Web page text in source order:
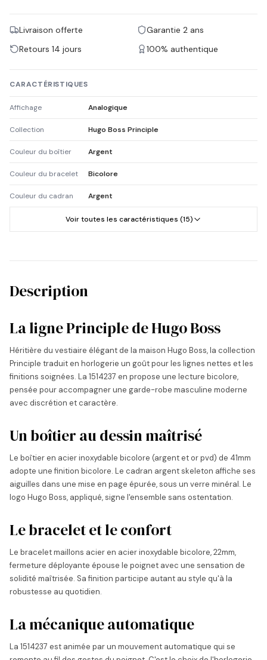
Livraison offerte
Garantie 2 ans
Retours 14 jours
100% authentique
CARACTÉRISTIQUES
Affichage Analogique
Collection Hugo Boss Principle
Couleur du boîtier Argent
Couleur du bracelet Bicolore
Couleur du cadran Argent
Voir toutes les caractéristiques (15)
Description
La ligne Principle de Hugo Boss
Héritière du vestiaire élégant de la maison Hugo Boss, la collection
Principle traduit en horlogerie un goût pour les lignes nettes et les
finitions soignées. La 1514237 en propose une lecture bicolore,
pensée pour accompagner une garde-robe masculine moderne
avec discrétion et caractère.
Un boîtier au dessin maîtrisé
Le boîtier en acier inoxydable bicolore (argent et or pvd) de 41mm
adopte une finition bicolore. Le cadran argent skeleton affiche ses
aiguilles dans une mise en page épurée, sous un verre minéral. Le
logo Hugo Boss, appliqué, signe l'ensemble sans ostentation.
Le bracelet et le confort
Le bracelet maillons acier en acier inoxydable bicolore, 22mm,
fermeture déployante épouse le poignet avec une sensation de
solidité maîtrisée. Sa finition participe autant au style qu'à la
robustesse au quotidien.
La mécanique automatique
La 1514237 est animée par un mouvement automatique qui se